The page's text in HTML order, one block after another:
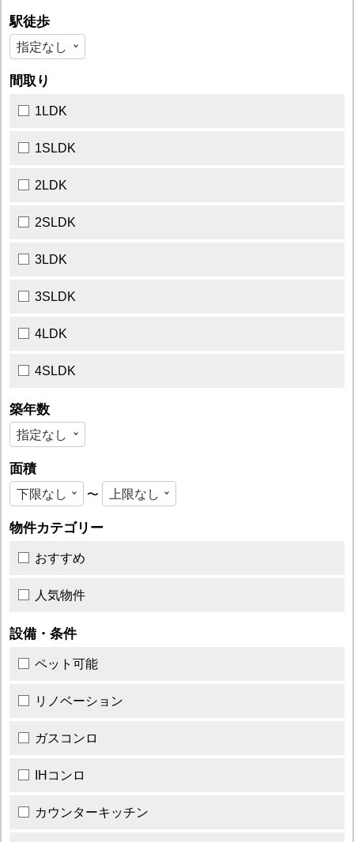
駅徒歩
間取り
1LDK
1SLDK
2LDK
2SLDK
3LDK
3SLDK
4LDK
4SLDK
築年数
面積
〜
物件カテゴリー
おすすめ
人気物件
設備・条件
ペット可能
リノベーション
ガスコンロ
IHコンロ
カウンターキッチン